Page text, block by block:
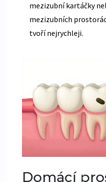
mezizubní kartáčky
mezizubních
tvoří nejrychleji.
Domácí